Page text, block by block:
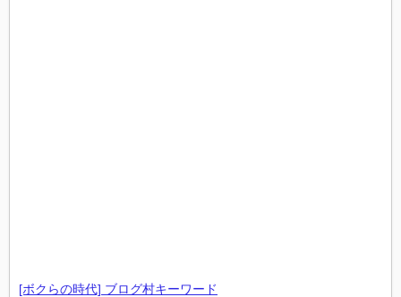
[ボクらの時代] ブログ村キーワード